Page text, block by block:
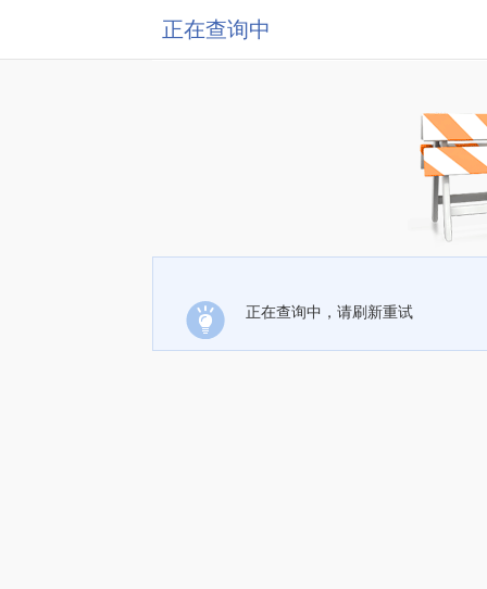
正在查询中
正在查询中，请刷新重试